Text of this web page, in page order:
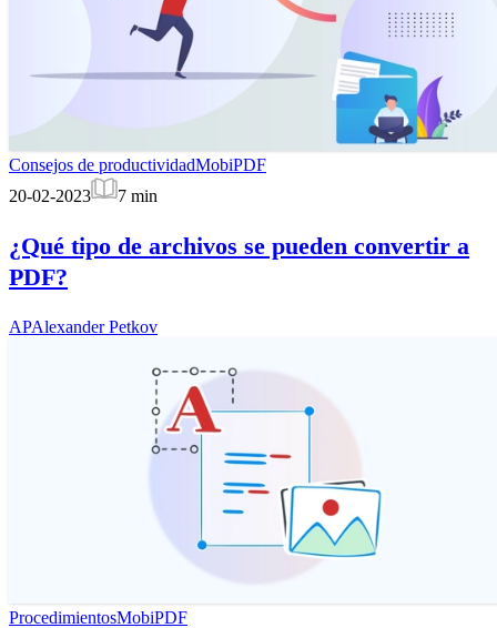
Consejos de productividadMobiPDF
20-02-2023
7 min
¿Qué tipo de archivos se pueden convertir a
PDF?
APAlexander Petkov
ProcedimientosMobiPDF